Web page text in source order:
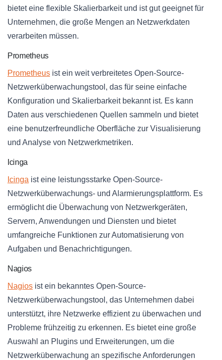
bietet eine flexible Skalierbarkeit und ist gut geeignet für
Unternehmen, die große Mengen an Netzwerkdaten
verarbeiten müssen.
Prometheus
Prometheus ist ein weit verbreitetes Open-Source-
Netzwerküberwachungstool, das für seine einfache
Konfiguration und Skalierbarkeit bekannt ist. Es kann
Daten aus verschiedenen Quellen sammeln und bietet
eine benutzerfreundliche Oberfläche zur Visualisierung
und Analyse von Netzwerkmetriken.
Icinga
Icinga ist eine leistungsstarke Open-Source-
Netzwerküberwachungs- und Alarmierungsplattform. Es
ermöglicht die Überwachung von Netzwerkgeräten,
Servern, Anwendungen und Diensten und bietet
umfangreiche Funktionen zur Automatisierung von
Aufgaben und Benachrichtigungen.
Nagios
Nagios ist ein bekanntes Open-Source-
Netzwerküberwachungstool, das Unternehmen dabei
unterstützt, ihre Netzwerke effizient zu überwachen und
Probleme frühzeitig zu erkennen. Es bietet eine große
Auswahl an Plugins und Erweiterungen, um die
Netzwerküberwachung an spezifische Anforderungen